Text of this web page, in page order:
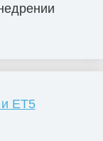
ET5